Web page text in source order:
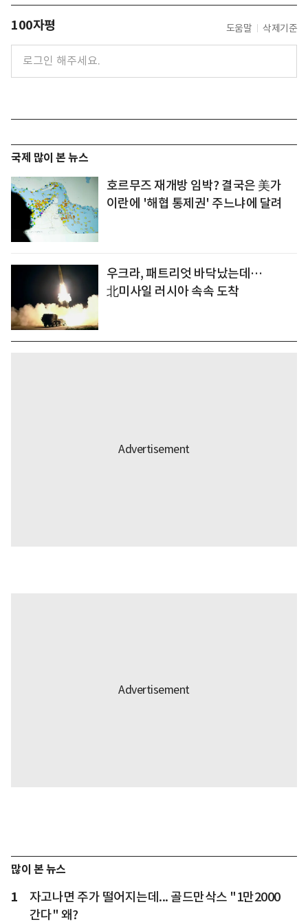
100자평 도움말 삭제기준
국제 많이 본 뉴스
호르무즈 재개방 임박? 결국은 美가
이란에 '해협 통제권' 주느냐에 달려
우크라, 패트리엇 바닥났는데…
北미사일 러시아 속속 도착
많이 본 뉴스
1
자고나면 주가 떨어지는데... 골드만삭스 "1만2000
간다" 왜?